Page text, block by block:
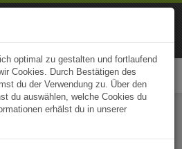
App jetzt öffnen
optimal zu gestalten und fortlaufend
Cookies. Durch Bestätigen des
du der Verwendung zu. Über den
du auswählen, welche Cookies du
erhälst du in unserer